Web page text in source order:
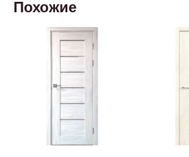
Похожие